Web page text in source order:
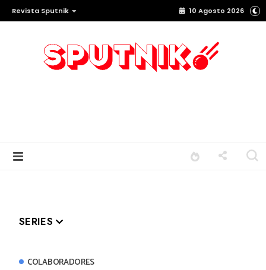
Revista Sputnik 10 Agosto 2026
SERIES
COLABORADORES